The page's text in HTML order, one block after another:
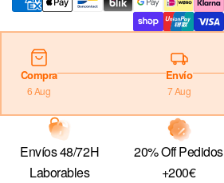
SK · € — ESLOVAQUIA
SI · € — ESLOVENIA
ES · € — ESPAÑA
EE · € — ESTONIA
FI · € — FINLANDIA
Compra
6 Aug
Envío
7 Aug
Envíos 48/72H
Laborables
20% Off Pedidos
+200€